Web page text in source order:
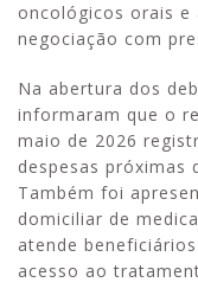
oncológicos orais e
negociação com
Na abertura dos
informaram que o
maio de 2026
despesas próximas
Também foi
domiciliar de
atende
acesso ao